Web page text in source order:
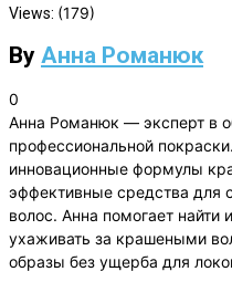
Views: (179)
By Анна Романюк
0
Анна Романюк — эксперт в
профессиональной
инновационные формулы
эффективные средства для
волос. Анна помогает найти
ухаживать за крашеными
образы без ущерба для